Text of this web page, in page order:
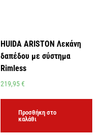
HUIDA ARISTON Λεκάνη
δαπέδου με σύστημα
Rimless
219,95€
Προσθήκη στο
καλάθι